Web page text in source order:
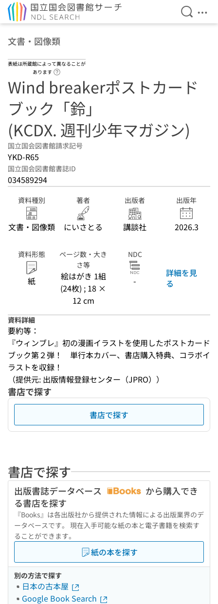
検索を
メ
文書・図像類
表紙は所蔵館によって異なることが
あります
Wind breakerポストカード
ブック「鈴」
(KCDX. 週刊少年マガジン)
国立国会図書館請求記号
YKD-R65
国立国会図書館書誌ID
034589294
資料種別
文書・図像類
著者
にいさとる
出版者
講談社
出版年
2026.3
資料形態
紙
ページ数・大き
さ等
絵はがき 1組
(24枚) ; 18 ×
12 cm
NDC
-
詳細を見
る
資料詳細
要約等：
『ウィンブレ』初の漫画イラストを使用したポストカード
ブック第２弾！　単行本カバー、書店購入特典、コラボイ
ラストを収録！
（提供元: 出版情報登録センター（JPRO））
書店で探す
書店で探す
書店で探す
出版書誌データベース
から購入でき
る書店を探す
『Books』は各出版社から提供された情報による出版業界のデ
ータベースです。 現在入手可能な紙の本と電子書籍を検索す
ることができます。
紙の本を探す
別の方法で探す
日本の古本屋
Google Book Search